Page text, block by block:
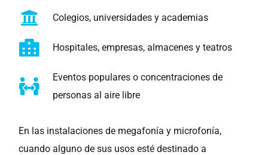
Colegios, universidades y academias
Hospitales, empresas, almacenes y teatros
Eventos populares o concentraciones de
personas al aire libre
En las instalaciones de megafonía y microfonía,
cuando alguno de sus usos esté destinado a